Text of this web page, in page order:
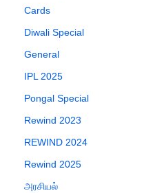
Cards
Diwali Special
General
IPL 2025
Pongal Special
Rewind 2023
REWIND 2024
Rewind 2025
அரசியல்